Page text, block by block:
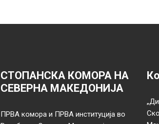
СТОПАНСКА КОМОРА НА
СЕВЕРНА МАКЕДОНИЈА
ПРВА комора и ПРВА институција во